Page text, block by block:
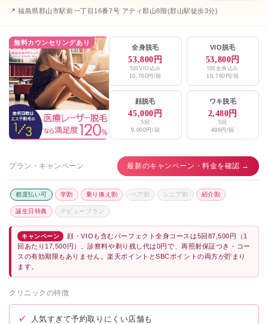
📍 福島県郡山市駅前一丁目16番7号 アティ郡山8階(郡山駅徒歩3分)
無料カウンセリングあり
全身脱毛
53,800円
5回VIO込み
10,760円/回
VIO脱毛
53,800円
5回全身込み
10,760円/回
顔脱毛
45,000円
5回
9,000円/回
ワキ脱毛
2,480円
5回
496円/回
プラン・キャンペーン 最新のキャンペーン・料金を確認 →
都度払い可 学割 乗り換え割 ペア割 シニア割 紹介割
誕生日特典 デビュープラン
キャンペーン
顔・VIOも含むパーフェクト全身コースは5回87,500円（1
回あたり17,500円）。診察料や剃り残し代は0円で、再照射保証つき・コー
スの有効期限もありません。楽天ポイントとSBCポイントの両方が貯まり
ます。
クリニックの特徴
✓ 人気すぎて予約取りにくい店舗も